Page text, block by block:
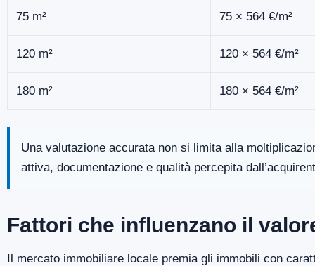
75 m² 75 × 564 €/m²
120 m² 120 × 564 €/m²
180 m² 180 × 564 €/m²
Una valutazione accurata non si limita alla
attiva, documentazione e qualità percepita
Fattori che influenzano il
Il mercato immobiliare locale premia gli immobili con